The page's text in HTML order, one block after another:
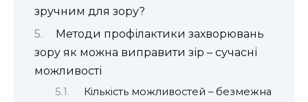
зручним для зору?
Методи профілактики захворювань
зору як можна виправити зір – сучасні
можливості
Кількість можливостей – безмежна